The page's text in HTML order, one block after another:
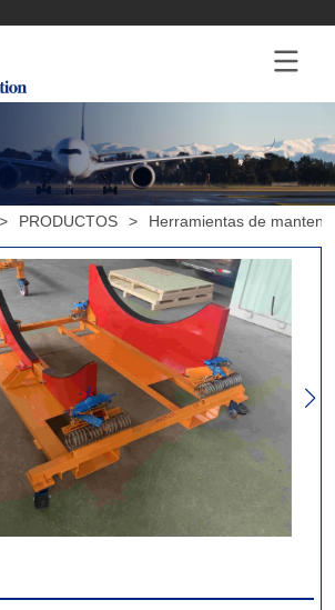
> PRODUCTOS > Herramientas de